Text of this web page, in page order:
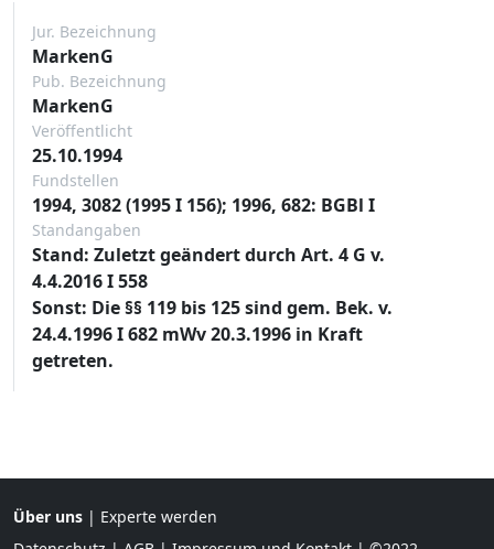
Jur. Bezeichnung
MarkenG
Pub. Bezeichnung
MarkenG
Veröffentlicht
25.10.1994
Fundstellen
1994, 3082 (1995 I 156); 1996, 682: BGBl I
Standangaben
Stand: Zuletzt geändert durch Art. 4 G v.
4.4.2016 I 558
Sonst: Die §§ 119 bis 125 sind gem. Bek. v.
24.4.1996 I 682 mWv 20.3.1996 in Kraft
getreten.
Über uns | Experte werden